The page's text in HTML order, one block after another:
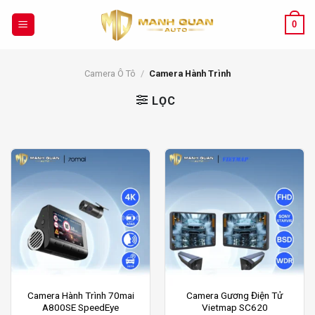
0
Camera Ô Tô / Camera Hành Trình
LỌC
Camera Hành Trình 70mai
A800SE SpeedEye
Sản
Camera Gương Điện Tử
Vietmap SC620